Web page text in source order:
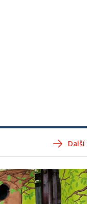
Další